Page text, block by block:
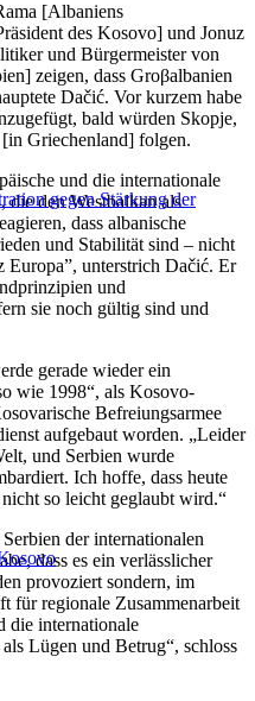
[Albaniens
des Kosovo] und Jonuz
und Bürgermeister von
zeigen, dass Groβalbanien
Dačić. Vor kurzem habe
bald würden Skopje,
Griechenland] folgen.
gegen Stärkung der
und die internationale
die den Westbalkan als
dass albanische
und Stabilität sind – nicht
Europa”, unterstrich Dačić. Er
und
sie noch gültig sind und
gerade wieder ein
wie 1998“, als Kosovo-
Befreiungsarmee
aufgebaut worden. „Leider
und Serbien wurde
Ich hoffe, dass heute
so leicht geglaubt wird.“
der internationalen
dass es ein verlässlicher
provoziert sondern, im
für regionale Zusammenarbeit
die internationale
Lügen und Betrug“, schloss